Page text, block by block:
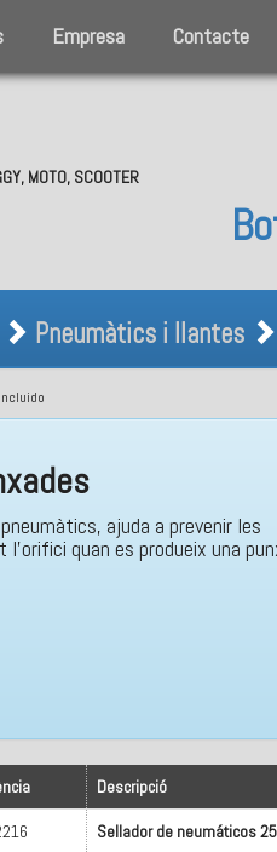
Empresa Contacte
MOTO, SCOOTER
UTV
Pneumàtics i llantes
ajuda a prevenir les
l'orifici quan es produeix una
Descripció
Sellador de neumáticos